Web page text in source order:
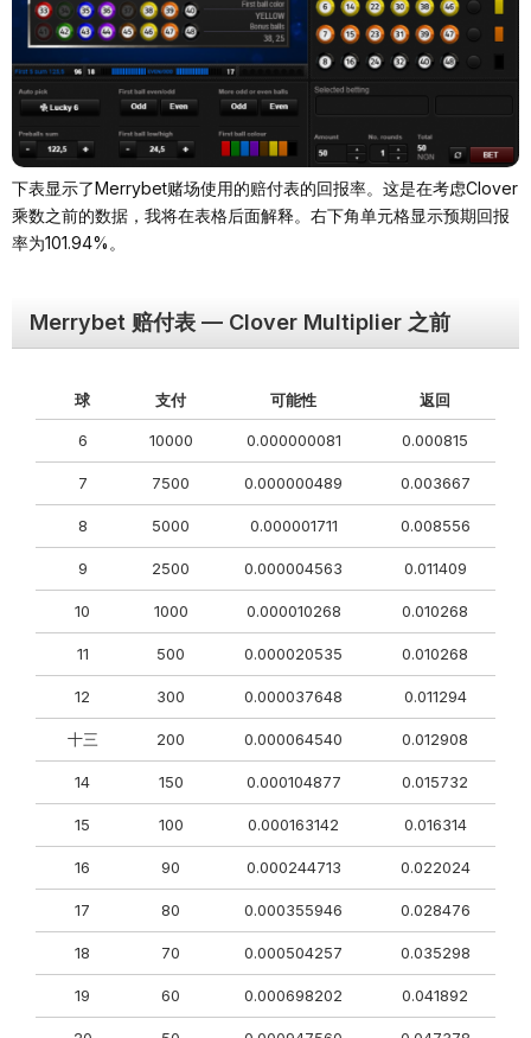
下表显示了Merrybet赌场使用的赔付表的回报率。这是在考虑Clover
乘数之前的数据，我将在表格后面解释。右下角单元格显示预期回报
率为101.94%。
Merrybet 赔付表 — Clover Multiplier 之前
球 支付 可能性 返回
6 10000 0.000000081 0.000815
7 7500 0.000000489 0.003667
8 5000 0.000001711 0.008556
9 2500 0.000004563 0.011409
10 1000 0.000010268 0.010268
11 500 0.000020535 0.010268
12 300 0.000037648 0.011294
十三 200 0.000064540 0.012908
14 150 0.000104877 0.015732
15 100 0.000163142 0.016314
16 90 0.000244713 0.022024
17 80 0.000355946 0.028476
18 70 0.000504257 0.035298
19 60 0.000698202 0.041892